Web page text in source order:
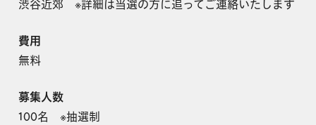
渋谷近郊 ※詳細は当選の方に追ってご連絡いたします
費用
無料
募集人数
100名 ※抽選制